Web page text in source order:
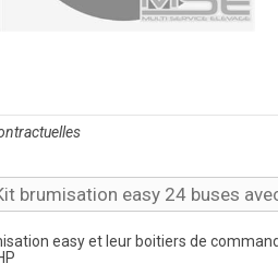
brumisation easy 24 buses
easy et leur boitiers de